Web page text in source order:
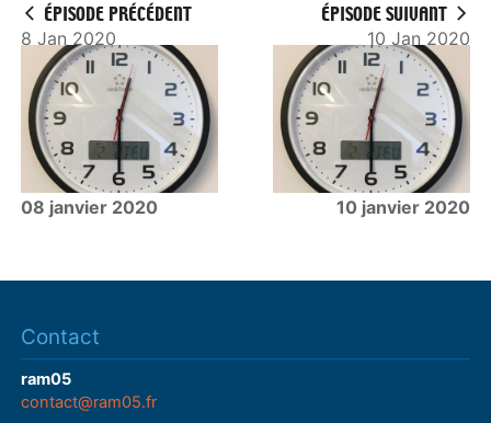
ÉPISODE PRÉCÉDENT
8 Jan 2020
08 janvier 2020
ÉPISODE SUIVANT
10 Jan 2020
10 janvier 2020
Contact
ram05
contact@ram05.fr